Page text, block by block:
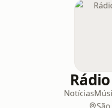
Notícias